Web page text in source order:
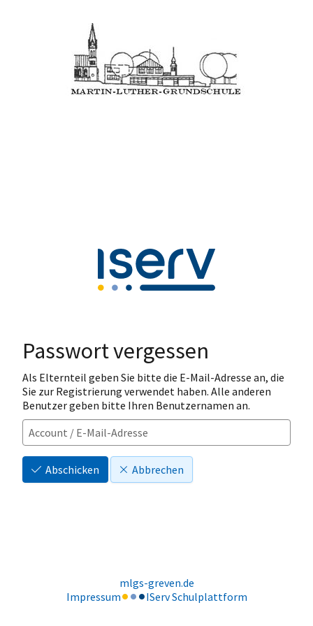
Passwort vergessen
Als Elternteil geben Sie bitte die E-Mail-Adresse an, die
Sie zur Registrierung verwendet haben. Alle anderen
Benutzer geben bitte Ihren Benutzernamen an.
Abschicken Abbrechen
mlgs-greven.de
Impressum
IServ Schulplattform